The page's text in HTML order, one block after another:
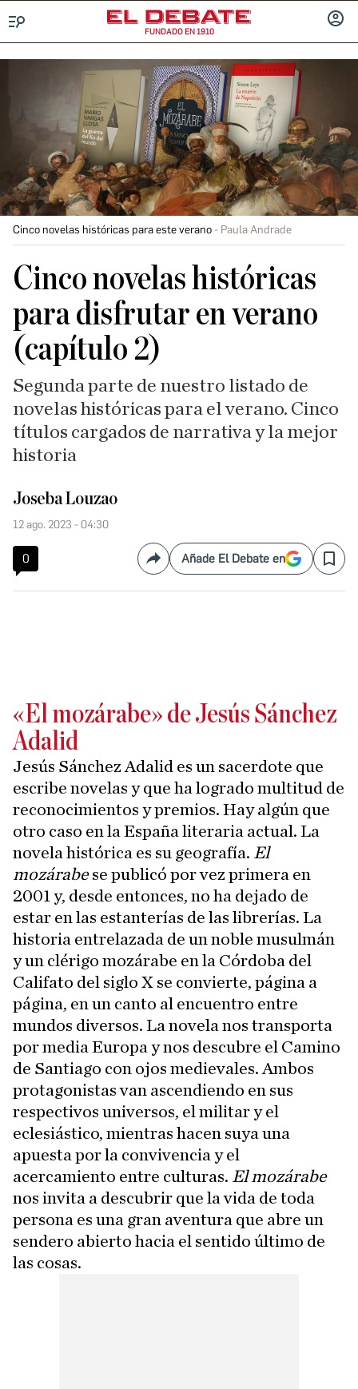
FUNDADO EN 1910
Cinco novelas históricas para este verano Paula Andrade
Cinco novelas históricas
para disfrutar en verano
(capítulo 2)
Segunda parte de nuestro listado de
novelas históricas para el verano. Cinco
títulos cargados de narrativa y la mejor
historia
Joseba Louzao
12 ago. 2023 - 04:30
0 CompartirAñade El Debate en Save
«El mozárabe» de Jesús Sánchez
Adalid
Jesús Sánchez Adalid es un sacerdote que
escribe novelas y que ha logrado multitud de
reconocimientos y premios. Hay algún que
otro caso en la España literaria actual. La
novela histórica es su geografía. El
mozárabese publicó por vez primera en
2001 y, desde entonces, no ha dejado de
estar en las estanterías de las librerías. La
historia entrelazada de un noble musulmán
y un clérigo mozárabe en la Córdoba del
Califato del siglo X se convierte, página a
página, en un canto al encuentro entre
mundos diversos. La novela nos transporta
por media Europa y nos descubre el Camino
de Santiago con ojos medievales. Ambos
protagonistas van ascendiendo en sus
respectivos universos, el militar y el
eclesiástico, mientras hacen suya una
apuesta por la convivencia y el
acercamiento entre culturas. El mozárabe
nos invita a descubrir que la vida de toda
persona es una gran aventura que abre un
sendero abierto hacia el sentido último de
las cosas.